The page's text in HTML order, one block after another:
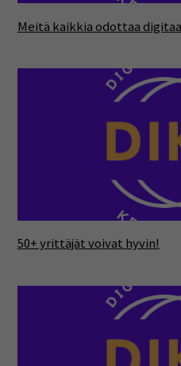
Meitä kaikkia odottaa
50+ yrittäjät voivat hyvin!